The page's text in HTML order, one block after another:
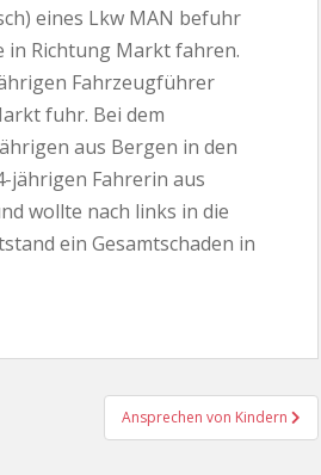
eines Lkw MAN befuhr
in Richtung Markt fahren.
Fahrzeugführer
fuhr. Bei dem
aus Bergen in den
jährigen Fahrerin aus
wollte nach links in die
ein Gesamtschaden in
Ansprechen von Kindern